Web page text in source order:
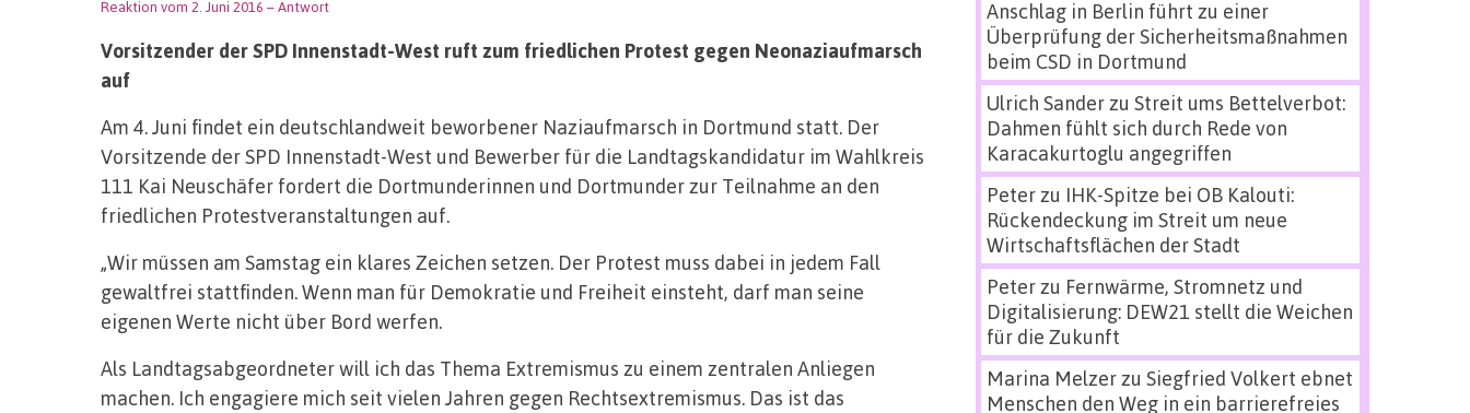
Reaktion vom 2. Juni 2016 – Antwort
Vorsitzender der SPD Innenstadt-West ruft zum friedlichen Protest gegen Neonaziaufmarsch
auf
Am 4. Juni findet ein deutschlandweit beworbener Naziaufmarsch in Dortmund statt. Der
Vorsitzende der SPD Innenstadt-West und Bewerber für die Landtagskandidatur im Wahlkreis
111 Kai Neuschäfer fordert die Dortmunderinnen und Dortmunder zur Teilnahme an den
friedlichen Protestveranstaltungen auf.
„Wir müssen am Samstag ein klares Zeichen setzen. Der Protest muss dabei in jedem Fall
gewaltfrei stattfinden. Wenn man für Demokratie und Freiheit einsteht, darf man seine
eigenen Werte nicht über Bord werfen.
Als Landtagsabgeordneter will ich das Thema Extremismus zu einem zentralen Anliegen
machen. Ich engagiere mich seit vielen Jahren gegen Rechtsextremismus. Das ist das
Anschlag in Berlin führt zu einer
Überprüfung der Sicherheitsmaßnahmen
beim CSD in Dortmund
Ulrich Sanderzu Streit ums Bettelverbot:
Dahmen fühlt sich durch Rede von
Karacakurtoglu angegriffen
Peterzu IHK-Spitze bei OB Kalouti:
Rückendeckung im Streit um neue
Wirtschaftsflächen der Stadt
Peterzu Fernwärme, Stromnetz und
Digitalisierung: DEW21 stellt die Weichen
für die Zukunft
Marina Melzerzu Siegfried Volkert ebnet
Menschen den Weg in ein barrierefreies